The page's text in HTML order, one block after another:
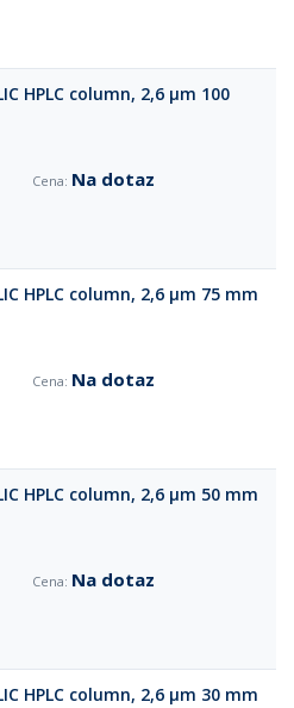
HPLC column, 2,6 µm 100
Na dotaz
HPLC column, 2,6 µm 75 mm
Na dotaz
HPLC column, 2,6 µm 50 mm
Na dotaz
HPLC column, 2,6 µm 30 mm